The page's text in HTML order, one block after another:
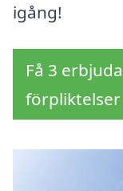
igång!
Få 3
förpliktelser